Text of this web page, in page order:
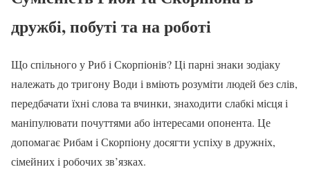
дружбі, побуті та на роботі
Що спільного у Риб і Скорпіонів? Ці парні знаки зодіаку
належать до тригону Води і вміють розуміти людей без слів,
передбачати їхні слова та вчинки, знаходити слабкі місця і
маніпулювати почуттями або інтересами опонента. Це
допомагає Рибам і Скорпіону досягти успіху в дружніх,
сімейних і робочих зв’язках.